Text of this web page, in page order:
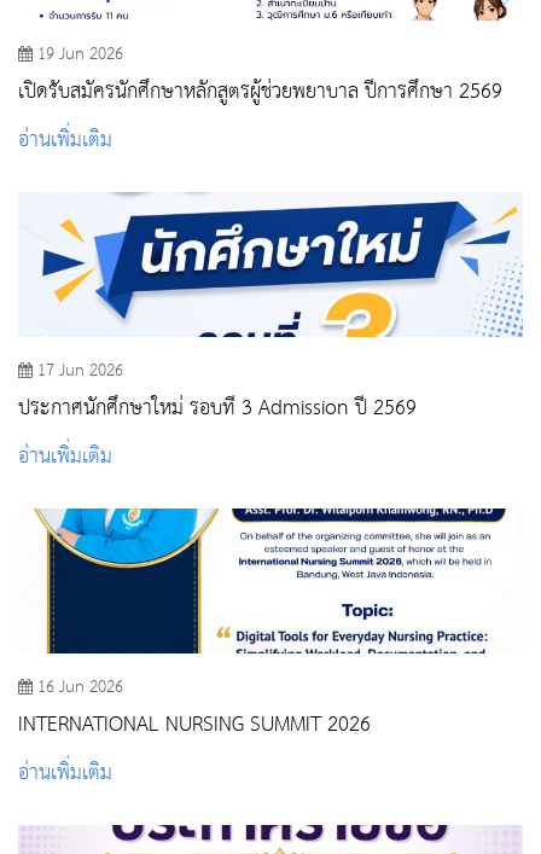
19 Jun 2026
เปิดรับสมัครนักศึกษาหลักสูตรผู้ช่วยพยาบาล ปีการศึกษา 2569
อ่านเพิ่มเติม
17 Jun 2026
ประกาศนักศึกษาใหม่ รอบที่ 3 Admission ปี 2569
อ่านเพิ่มเติม
16 Jun 2026
INTERNATIONAL NURSING SUMMIT 2026
อ่านเพิ่มเติม